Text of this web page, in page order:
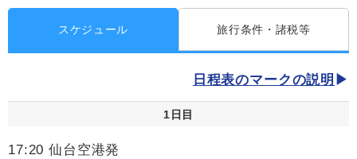
スケジュール 旅行条件・諸税等
日程表のマークの説明
1日目
17:20 仙台空港発